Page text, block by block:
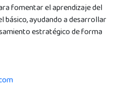
fomentar el aprendizaje del
básico, ayudando a desarrollar
estratégico de forma